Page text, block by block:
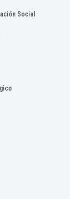
Social